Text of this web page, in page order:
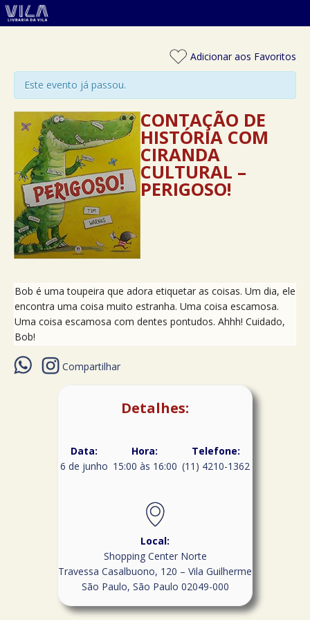
Adicionar aos Favoritos
Este evento já passou.
CONTAÇÃO DE
HISTÓRIA COM
CIRANDA
CULTURAL –
PERIGOSO!
Bob é uma toupeira que adora etiquetar as coisas. Um dia, ele
encontra uma coisa muito estranha. Uma coisa escamosa.
Uma coisa escamosa com dentes pontudos. Ahhh! Cuidado,
Bob!
Compartilhar
Detalhes:
Data:
6 de junho
Hora:
15:00 às 16:00
Telefone:
(11) 4210-1362
Local:
Shopping Center Norte
Travessa Casalbuono, 120 – Vila Guilherme
São Paulo, São Paulo 02049-000